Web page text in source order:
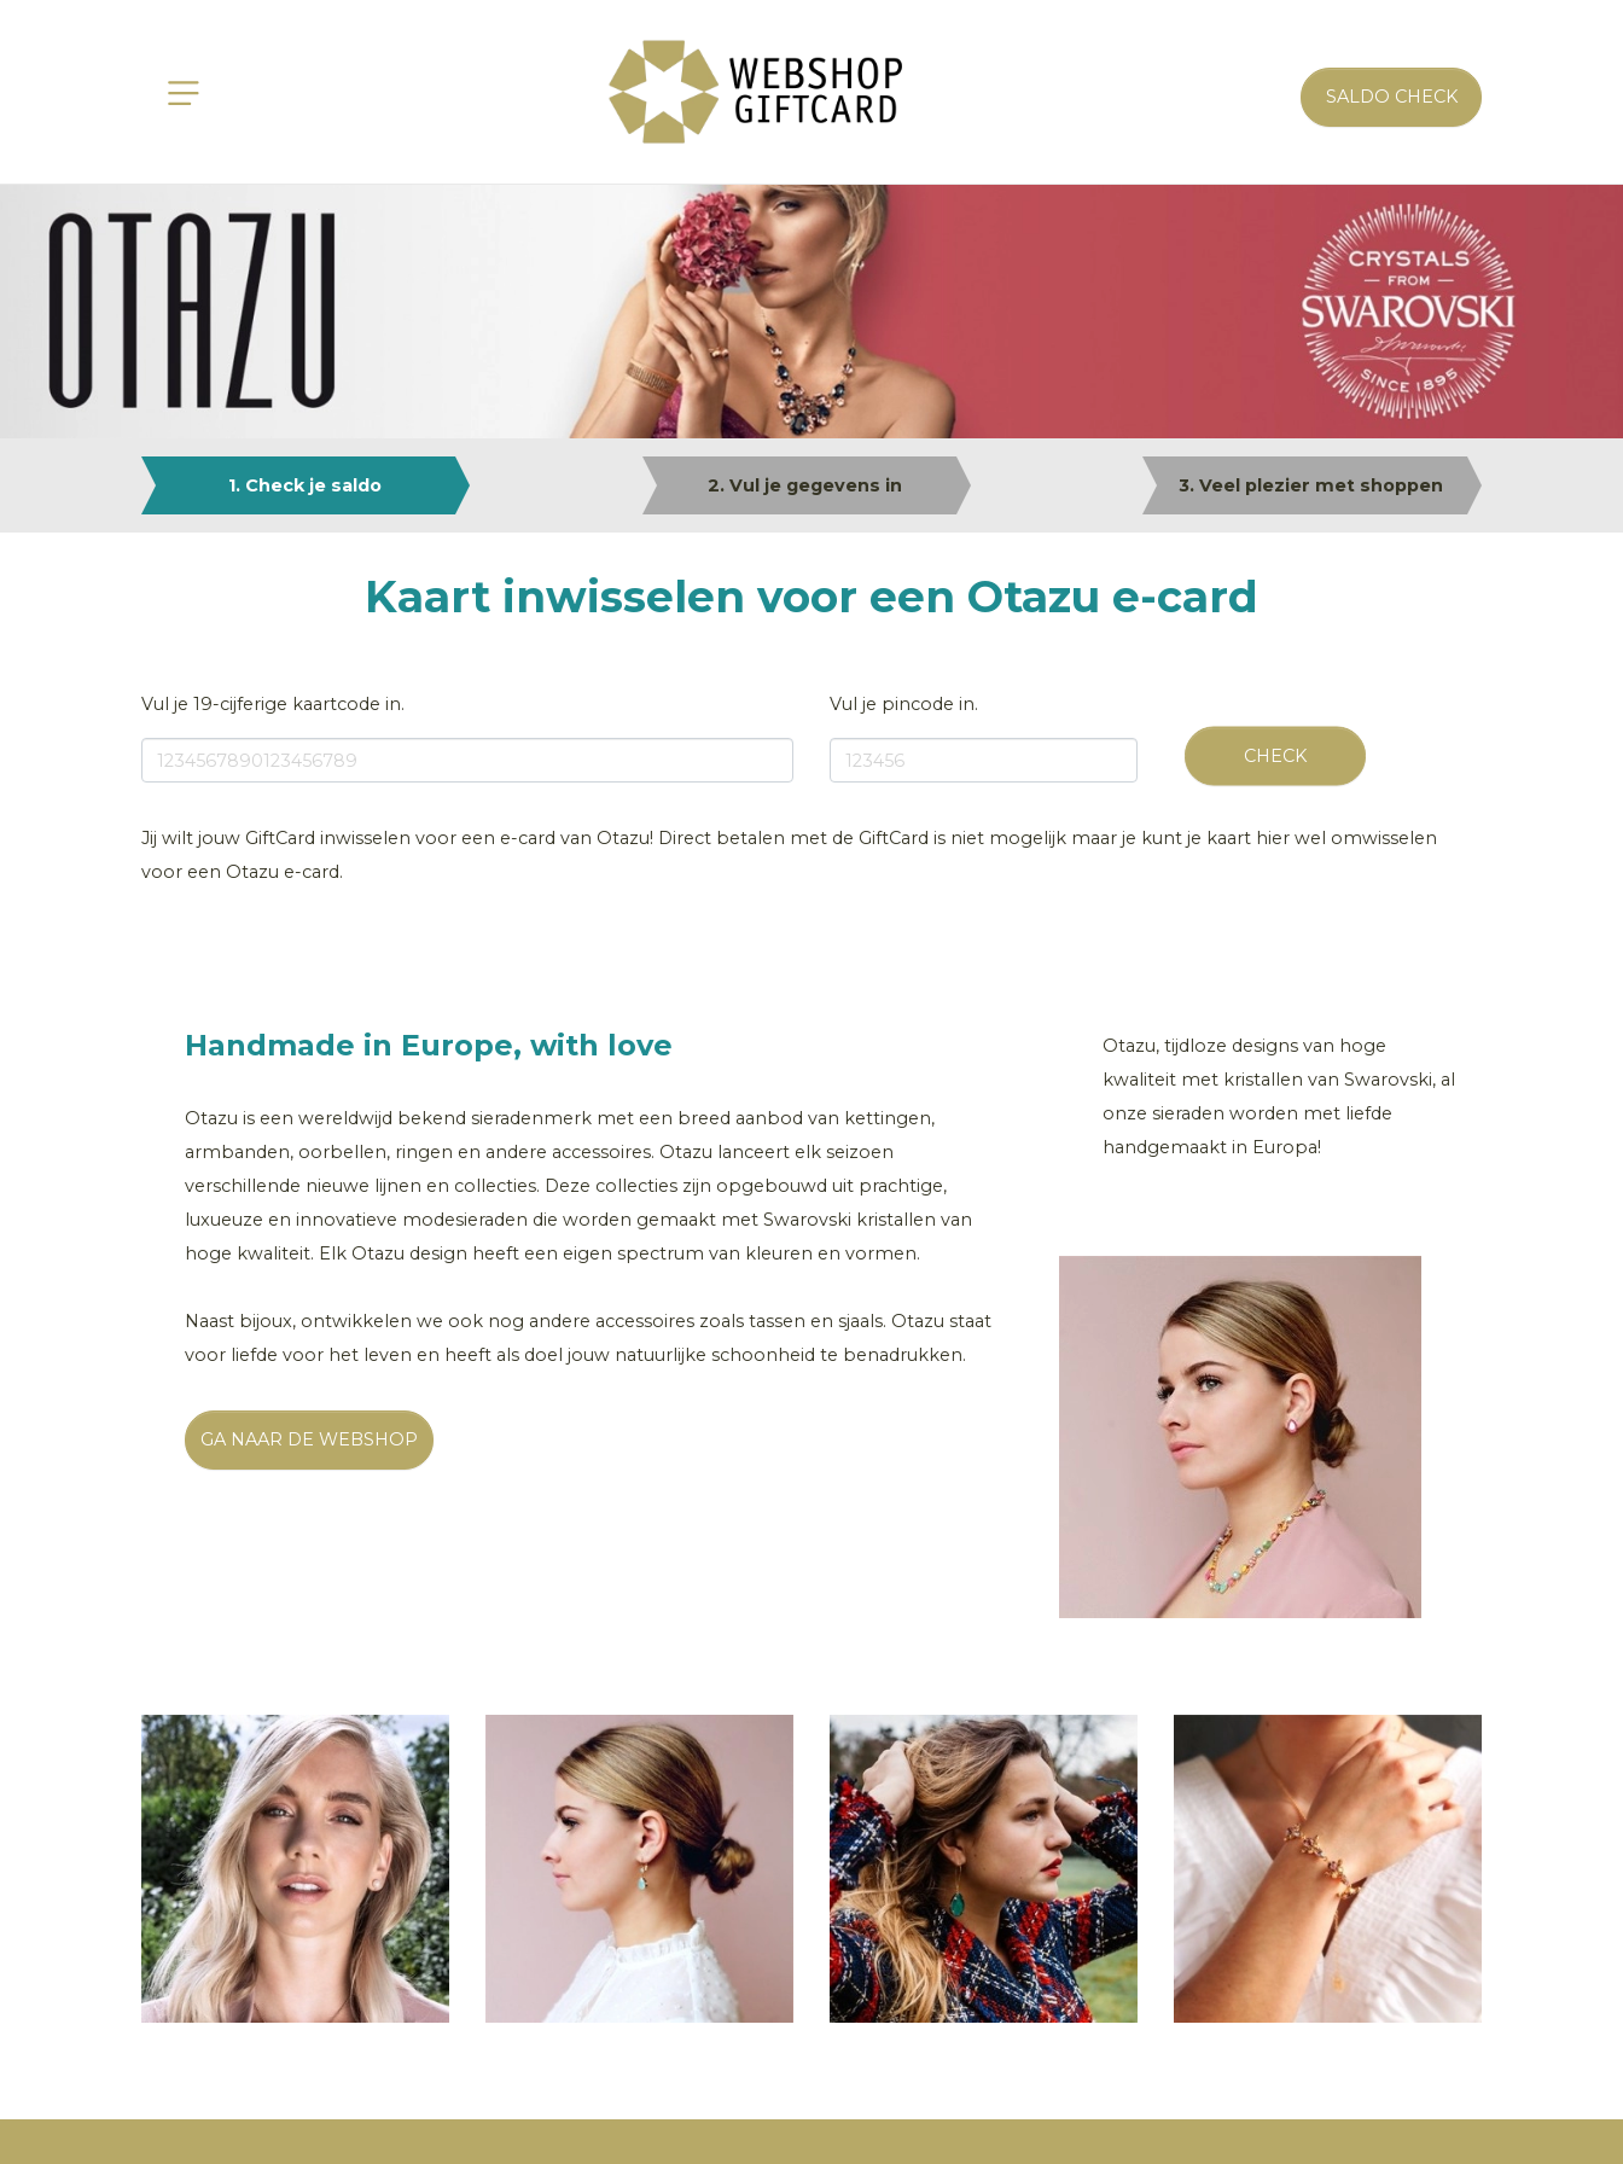
SALDO CHECK
1. Check je saldo 2. Vul je gegevens in 3. Veel plezier met shoppen
Kaart inwisselen voor een Otazu e-card
Vul je 19-cijferige kaartcode in. Vul je pincode in.
CHECK
Jij wilt jouw GiftCard inwisselen voor een e-card van Otazu! Direct betalen met de GiftCard is niet mogelijk maar je kunt je kaart hier wel omwisselen
voor een Otazu e-card.
Handmade in Europe, with love
Otazu is een wereldwijd bekend sieradenmerk met een breed aanbod van kettingen,
armbanden, oorbellen, ringen en andere accessoires. Otazu lanceert elk seizoen
verschillende nieuwe lijnen en collecties. Deze collecties zijn opgebouwd uit prachtige,
luxueuze en innovatieve modesieraden die worden gemaakt met Swarovski kristallen van
hoge kwaliteit. Elk Otazu design heeft een eigen spectrum van kleuren en vormen.
Naast bijoux, ontwikkelen we ook nog andere accessoires zoals tassen en sjaals. Otazu staat
voor liefde voor het leven en heeft als doel jouw natuurlijke schoonheid te benadrukken.
GA NAAR DE WEBSHOP
Otazu, tijdloze designs van hoge
kwaliteit met kristallen van Swarovski, al
onze sieraden worden met liefde
handgemaakt in Europa!